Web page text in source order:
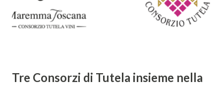
complessità. L'Adone è un poema epico-mitologico in 20
canti, composto da oltre 40.000 versi. Narra la storia
Tre Consorzi di Tutela insieme nella